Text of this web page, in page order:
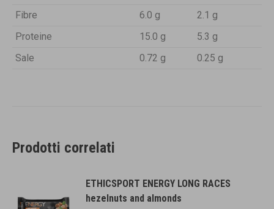
Fibre
6.0 g
2.1 g
Proteine
15.0 g
5.3 g
Sale
0.72 g 0.25 g
Prodotti correlati
ETHICSPORT ENERGY LONG RACES
hezelnuts and almonds